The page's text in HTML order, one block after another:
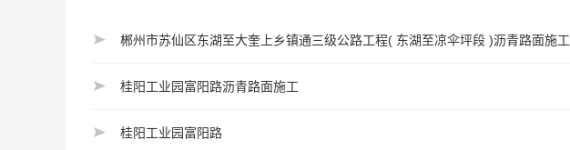
郴州市苏仙区东湖至大奎上乡镇通三级公路工程( 东湖至凉伞坪段 )沥青路面施工
桂阳工业园富阳路沥青路面施工
桂阳工业园富阳路